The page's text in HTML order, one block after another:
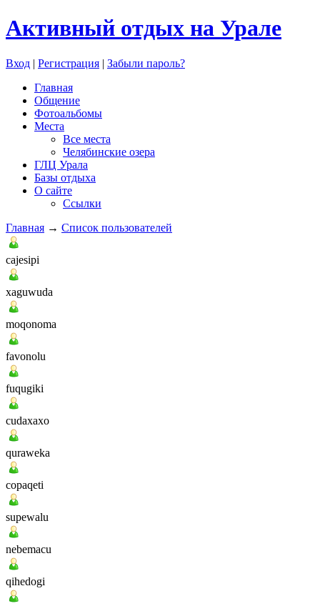
Активный отдых на Урале
Вход | Регистрация | Забыли пароль?
Главная
Общение
Фотоальбомы
Места
Все места
Челябинские озера
ГЛЦ Урала
Базы отдыха
О сайте
Ссылки
Главная → Список пользователей
cajesipi
xaguwuda
moqonoma
favonolu
fuqugiki
cudaxaxo
quraweka
copaqeti
supewalu
nebemacu
qihedogi